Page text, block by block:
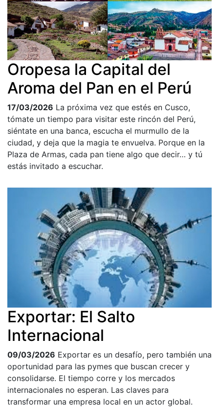
Oropesa la Capital del
Aroma del Pan en el Perú
17/03/2026 La próxima vez que estés en Cusco,
tómate un tiempo para visitar este rincón del Perú,
siéntate en una banca, escucha el murmullo de la
ciudad, y deja que la magia te envuelva. Porque en la
Plaza de Armas, cada pan tiene algo que decir… y tú
estás invitado a escuchar.
Exportar: El Salto
Internacional
09/03/2026 Exportar es un desafío, pero también una
oportunidad para las pymes que buscan crecer y
consolidarse. El tiempo corre y los mercados
internacionales no esperan. Las claves para
transformar una empresa local en un actor global.